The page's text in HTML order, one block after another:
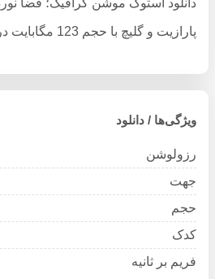
پارازیت و گلیچ با حجم 123 مگابایت در در
ویژگی‌ها / دانلود
رزولوشن
جهت
حجم
کدک
فریم بر ثانیه